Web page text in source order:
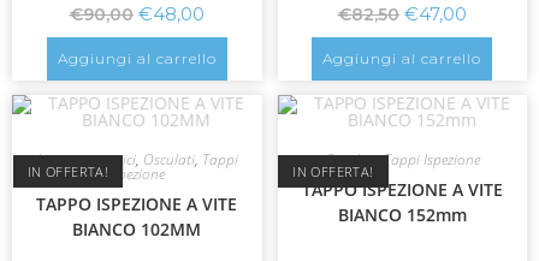
€90,00 €48,00
Aggiungi al carrello
€82,50 €47,00
Aggiungi al carrello
IN OFFERTA!
Accessori nautici, Osculati, Tappi
Ispezione
TAPPO ISPEZIONE A VITE
BIANCO 102MM
IN OFFERTA!
Osculati,Tappi Ispezione
TAPPO ISPEZIONE A VITE
BIANCO 152mm